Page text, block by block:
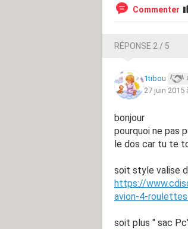
Commenter
RÉPONSE 2 / 5
1tibou
27 juin 2015
bonjour
pourquoi ne pas
le dos car tu te
soit style valise
https://
avion-4-
soit plus " sac